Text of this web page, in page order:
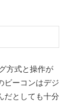
方式と操作が
ビーコンはデジ
だとしても十分